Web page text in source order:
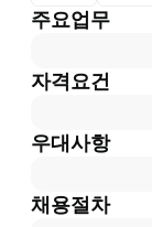
주요업무
자격요건
우대사항
채용절차